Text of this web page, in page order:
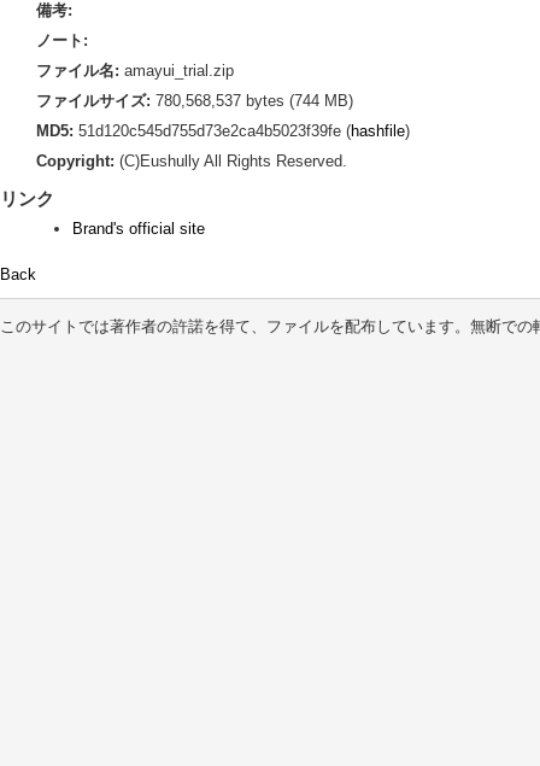
備考:
ノート:
ファイル名: amayui_trial.zip
ファイルサイズ: 780,568,537 bytes (744 MB)
MD5: 51d120c545d755d73e2ca4b5023f39fe (hashfile)
Copyright: (C)Eushully All Rights Reserved.
リンク
Brand's official site
Back
このサイトでは著作者の許諾を得て、ファイルを配布しています。無断での